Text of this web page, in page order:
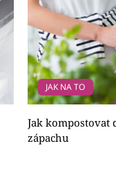
JAK NA TO
Jak kompostovat
zápachu